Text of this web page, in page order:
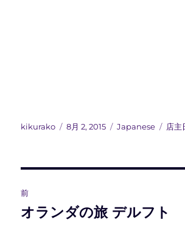
投
kikurako
投
8月 2, 2015
カ
Japanese
タ
店主
稿
前
前
オランダの旅 デルフト